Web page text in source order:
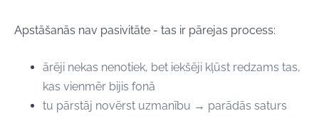
Apstāšanās nav pasivitāte - tas ir pārejas process:
ārēji nekas nenotiek, bet iekšēji kļūst redzams tas,
kas vienmēr bijis fonā
tu pārstāj novērst uzmanību → parādās saturs